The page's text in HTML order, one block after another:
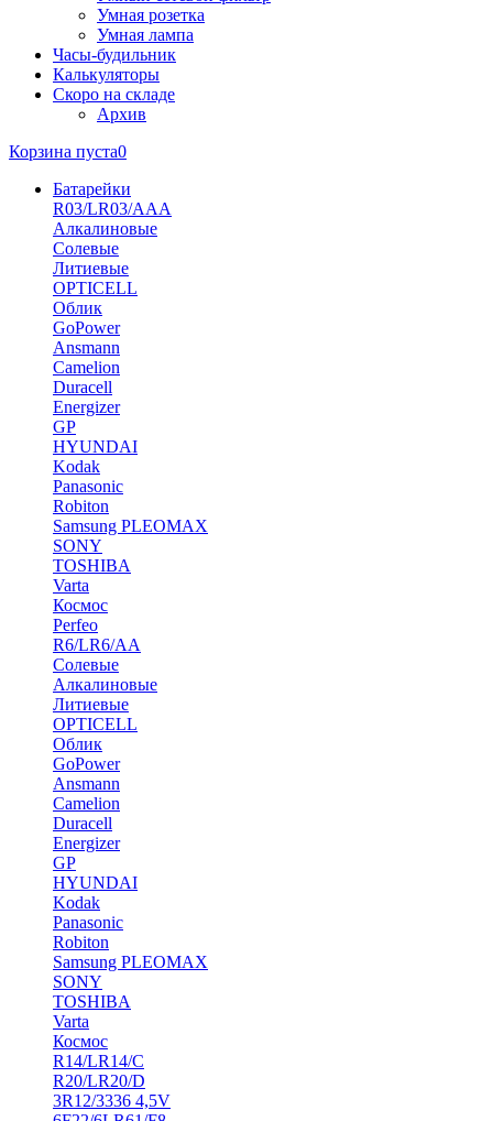
Умная розетка
Умная лампа
Часы-будильник
Калькуляторы
Скоро на складе
Архив
Корзина пуста0
Батарейки
R03/LR03/AAA
Алкалиновые
Солевые
Литиевые
OPTICELL
Облик
GoPower
Ansmann
Camelion
Duracell
Energizer
GP
HYUNDAI
Kodak
Panasonic
Robiton
Samsung PLEOMAX
SONY
TOSHIBA
Varta
Космос
Perfeo
R6/LR6/AA
Солевые
Алкалиновые
Литиевые
OPTICELL
Облик
GoPower
Ansmann
Camelion
Duracell
Energizer
GP
HYUNDAI
Kodak
Panasonic
Robiton
Samsung PLEOMAX
SONY
TOSHIBA
Varta
Космос
R14/LR14/C
R20/LR20/D
3R12/3336 4,5V